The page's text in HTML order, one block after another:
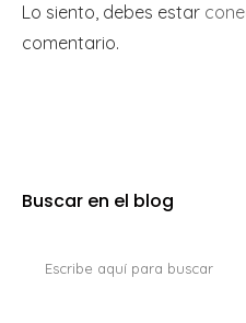
Lo siento, debes estar
comentario.
Buscar en el blog